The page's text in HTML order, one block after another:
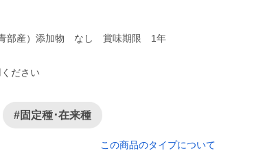
部産）添加物 なし 賞味期限 1年
ださい
#固定種･在来種
この商品のタイプについて